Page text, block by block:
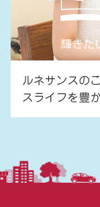
ルネサンスの
スライフを豊